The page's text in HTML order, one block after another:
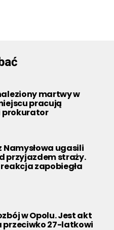
martwy w
pracują
prokurator
Namysłowa ugasili
przyjazdem straży.
zapobiegła
w Opolu. Jest akt
przeciwko 27-latkowi